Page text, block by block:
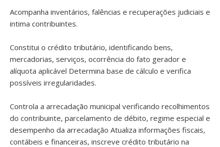
Acompanha inventários, falências e recuperações judiciais e
intima contribuintes.
Constitui o crédito tributário, identificando bens,
mercadorias, serviços, ocorrência do fato gerador e
alíquota aplicável Determina base de cálculo e verifica
possíveis irregularidades.
Controla a arrecadação municipal verificando recolhimentos
do contribuinte, parcelamento de débito, regime especial e
desempenho da arrecadação Atualiza informações fiscais,
contábeis e financeiras, inscreve crédito tributário na